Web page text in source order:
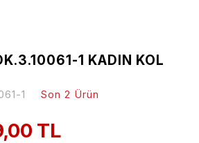
1 KADIN KOL
1 Son 2 Ürün
TL